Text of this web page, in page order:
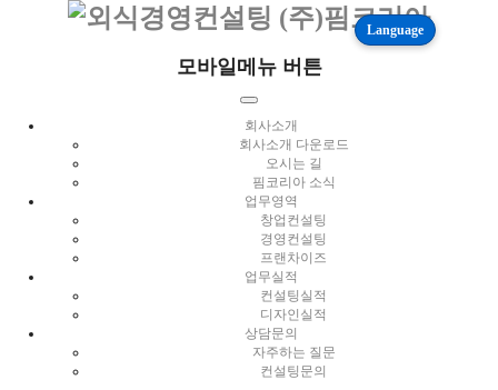
Language
모바일메뉴 버튼
회사소개
회사소개 다운로드
오시는 길
핌코리아 소식
업무영역
창업컨설팅
경영컨설팅
프랜차이즈
업무실적
컨설팅실적
디자인실적
상담문의
자주하는 질문
컨설팅문의